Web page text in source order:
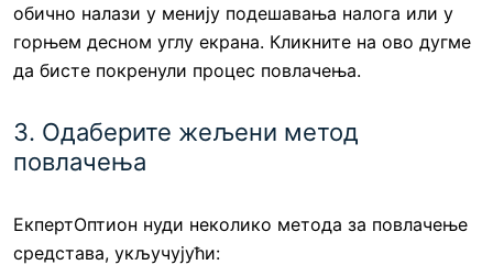
обично налази у менију подешавања налога или у
горњем десном углу екрана. Кликните на ово дугме
да бисте покренули процес повлачења.
3. Одаберите жељени метод
повлачења
ЕкпертОптион нуди неколико метода за повлачење
средстава, укључујући: